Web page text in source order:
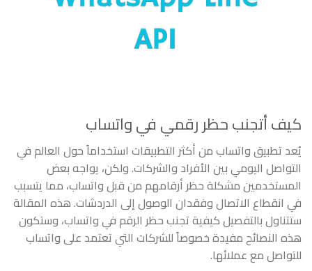
كيف أتجنب حظر رقمي في واتساب
يُعد تطبيق واتساب من أكثر التطبيقات استخداماً حول العالم في
التواصل اليومي بين الأفراد والشركات. ولكن، يواجه بعض
المستخدمين مشكلة حظر أرقامهم من قبل واتساب، مما يتسبب
في انقطاع الاتصال وفقدان الوصول إلى الدردشات. هذه المقالة
ستتناول بالتفصيل كيفية تجنب حظر الرقم في واتساب، وستكون
هذه النصائح مفيدة خصوصاً للشركات التي تعتمد على واتساب
للتواصل مع عملائها.